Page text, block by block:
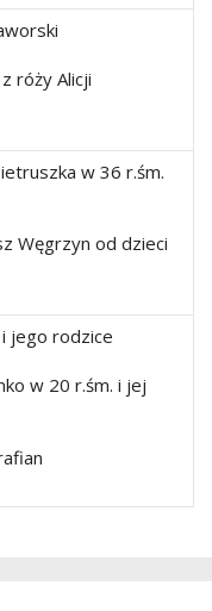
róży Alicji
w 36 r.śm.
Węgrzyn od dzieci
jego rodzice
w 20 r.śm. i jej